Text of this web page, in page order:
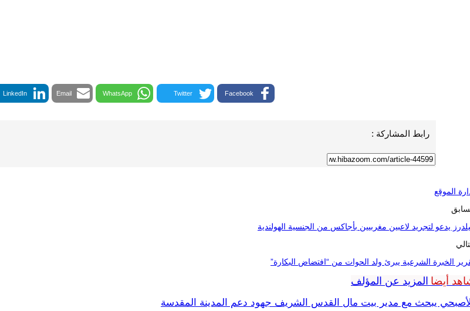
Facebook
Twitter
WhatsApp
Email
LinkedIn
رابط المشاركة :
الموقع
يدعو لتجريد لاعبين مغربيين بأجاكس من الجنسية الهولندية
الخبرة الشرعية يبرئ ولد الحوات من “افتضاض البكارة”
أيضا المزيد عن المؤلف
يبحث مع مدير بيت مال القدس الشريف جهود دعم المدينة المقدسة